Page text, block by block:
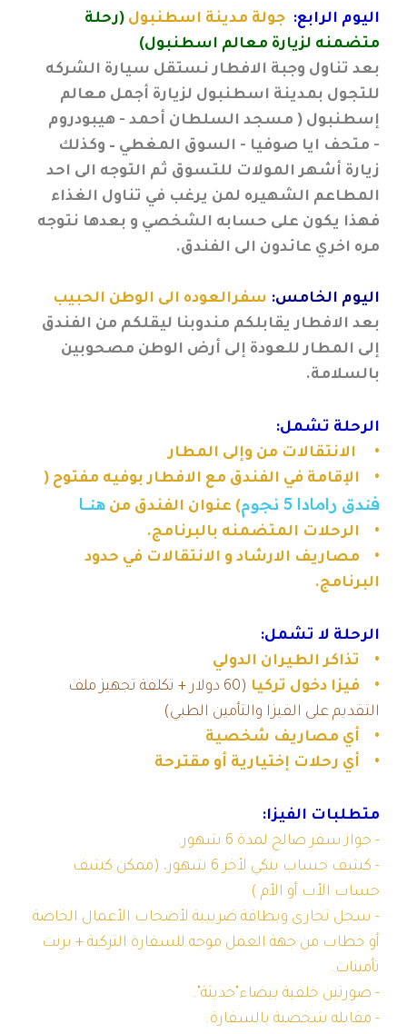
اليوم الرابع: جولة مدينة اسطنبول (رحلة
متضمنه لزيارة معالم اسطنبول)
بعد تناول وجبة الافطار نستقل سيارة الشركه
للتجول بمدينة اسطنبول لزيارة أجمل معالم
إسطنبول ( مسجد السلطان أحمد - هيبودروم
- متحف ايا صوفيا - السوق المغطي – وكذلك
زيارة أشهر المولات للتسوق ثم التوجه الى احد
المطاعم الشهيره لمن يرغب في تناول الغذاء
فهذا يكون على حسابه الشخصي و بعدها نتوجه
مره اخري عائدون الى الفندق.
اليوم الخامس: سفرالعوده الى الوطن الحبيب
بعد الافطار يقابلكم مندوبنا ليقلكم من الفندق
إلى المطار للعودة إلى أرض الوطن مصحوبين
بالسلامة.
الرحلة تشمل:
•
الانتقالات من وإلى المطار
• الإقامة في الفندق مع الافطار بوفيه مفتوح (
فندق رامادا 5 نجوم ) عنوان الفندق من هنـــــا
• الرحلات المتضمنه بالبرنامج.
• مصاريف الارشاد و الانتقالات في حدود
البرنامج.
الرحلة لا تشمل:
• تذاكر الطيران الدولي
• فيزا دخول تركيا
(60 دولار + تكلفة تجهيز ملف
التقديم على الفيزا والتأمين الطبي)
• أي مصاريف شخصية
• أي رحلات إختيارية أو مقترحة
متطلبات الفيزا:
- جواز سفر صالح لمدة 6 شهور.
- كشف حساب بنكي لأخر 6 شهور، (ممكن كشف
حساب الأب أو الأم )
- سجل تجارى وبطاقة ضريبية لأصحاب الأعمال الخاصة
أو خطاب من جهة العمل موجه للسفارة التركية + برنت
تأمينات.
- صورتين خلفية بيضاء"حديثة".
- مقابله شخصية بالسفارة.